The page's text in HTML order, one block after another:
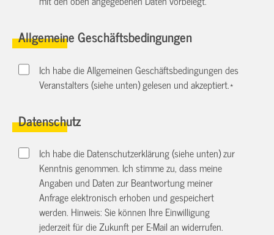
Allgemeine Geschäftsbedingungen
Ich habe die Allgemeinen Geschäftsbedingungen des
Veranstalters (siehe unten) gelesen und akzeptiert.*
Datenschutz
Ich habe die Datenschutzerklärung (siehe unten) zur
Kenntnis genommen. Ich stimme zu, dass meine
Angaben und Daten zur Beantwortung meiner
Anfrage elektronisch erhoben und gespeichert
werden. Hinweis: Sie können Ihre Einwilligung
jederzeit für die Zukunft per E-Mail anwiderrufen.